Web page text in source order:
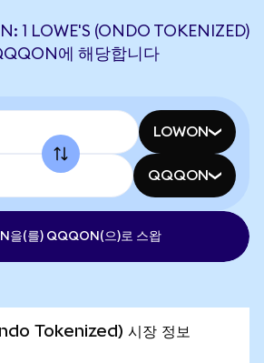
1 LOWE'S (ONDO TOKENIZED)
에 해당합니다
LOWON
QQQON
을(를) QQQON(으)로 스왑
Tokenized) 시장 정보